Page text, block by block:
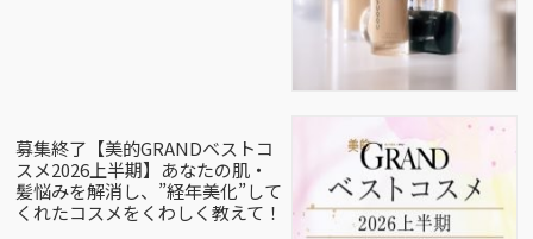
募集終了【美的GRANDベストコ
スメ2026上半期】あなたの肌・
髪悩みを解消し、”経年美化”して
くれたコスメをくわしく教えて！